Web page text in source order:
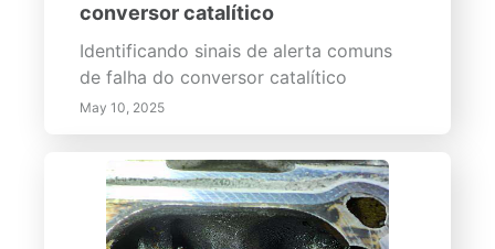
conversor catalítico
Identificando sinais de alerta comuns
de falha do conversor catalítico
May 10, 2025